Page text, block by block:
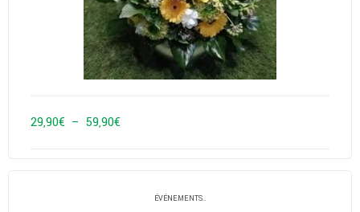
29,90€ – 59,90€Plage
ÉVÉNEMENTS..